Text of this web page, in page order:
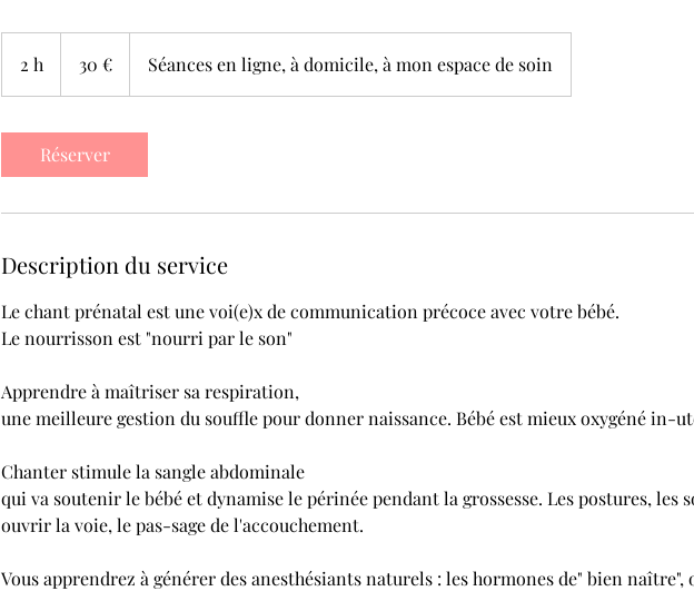
2 h
h
30 € Séances en ligne, à domicile, à mon espace de soin
Réserver
Description du service
Le chant prénatal est une voi(e)x de communication précoce avec votre bébé.
Le nourrisson est "nourri par le son"
Apprendre à maîtriser sa respiration,
une meilleure gestion du souffle pour donner naissance. Bébé est mieux oxygéné in-
Chanter stimule la sangle abdominale
qui va soutenir le bébé et dynamise le périnée pendant la grossesse. Les postures, les
ouvrir la voie, le pas-sage de l'accouchement.
Vous apprendrez à générer des anesthésiants naturels : les hormones de" bien naître",